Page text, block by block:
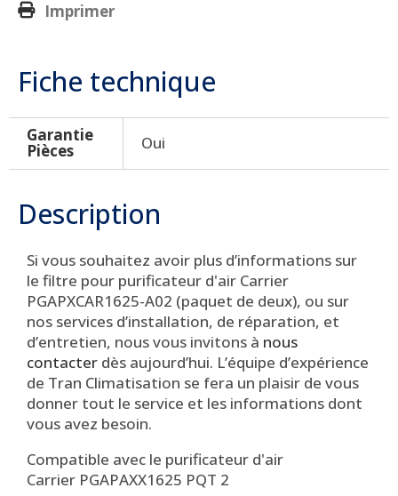
Imprimer
Fiche technique
Garantie
Pièces Oui
Description
Si vous souhaitez avoir plus d’informations sur
le filtre pour purificateur d'air Carrier
PGAPXCAR1625-A02 (paquet de deux), ou sur
nos services d’installation, de réparation, et
d’entretien, nous vous invitons à nous
contacter dès aujourd’hui. L’équipe d’expérience
de Tran Climatisation se fera un plaisir de vous
donner tout le service et les informations dont
vous avez besoin.
Compatible avec le purificateur d'air
Carrier PGAPAXX1625 PQT 2